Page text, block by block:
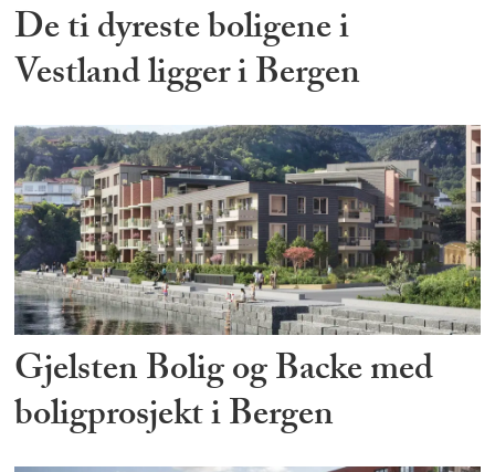
De ti dyreste boligene i
Vestland ligger i Bergen
Gjelsten Bolig og Backe med
boligprosjekt i Bergen